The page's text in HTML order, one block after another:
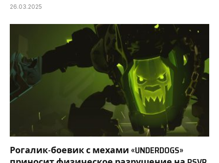
26.03.2025
Рогалик-боевик с мехами «UNDERDOGS»